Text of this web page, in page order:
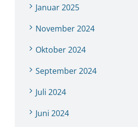
Januar 2025
November 2024
Oktober 2024
September 2024
Juli 2024
Juni 2024